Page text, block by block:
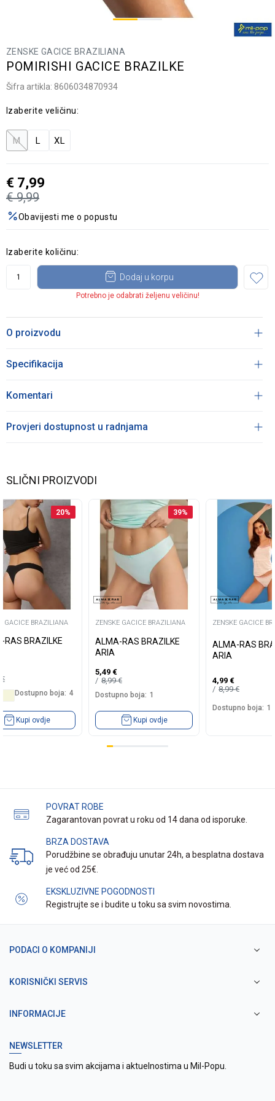
ZENSKE GACICE BRAZILIANA
POMIRISHI GACICE BRAZILKE
Šifra artikla: 8606034870934
Izaberite veličinu:
M L XL
€ 9,99
€ 7,99
Obavijesti me o popustu
Izaberite količinu:
Dodaj u korpu
Potrebno je odabrati željenu veličinu!
O proizvodu
Specifikacija
Komentari
Provjeri dostupnost u radnjama
SLIČNI PROIZVODI
20%
GACICE BRAZILIANA
RAS BRAZILKE
€
Dostupno boja: 4
Kupi ovdje
39%
ZENSKE GACICE BRAZILIANA
ALMA-RAS BRAZILKE
ARIA
5,49 €
8,99€
Dostupno boja: 1
Kupi ovdje
ZENSKE GACICE
ALMA-RAS
ARIA
4,99 €
8,99€
Dostupno boja: 1
POVRAT ROBE
Zagarantovan povrat u roku od 14 dana od isporuke.
BRZA DOSTAVA
Porudžbine se obrađuju unutar 24h, a besplatna dostava
je već od 25€.
EKSKLUZIVNE POGODNOSTI
Registrujte se i budite u toku sa svim novostima.
PODACI O KOMPANIJI
KORISNIČKI SERVIS
INFORMACIJE
NEWSLETTER
Budi u toku sa svim akcijama i aktuelnostima u Mil-Popu.